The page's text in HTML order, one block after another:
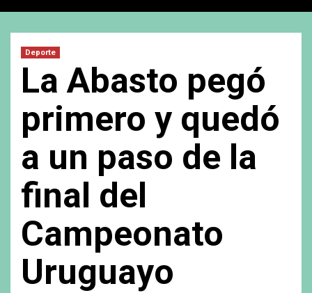
Deporte
La Abasto pegó
primero y quedó
a un paso de la
final del
Campeonato
Uruguayo